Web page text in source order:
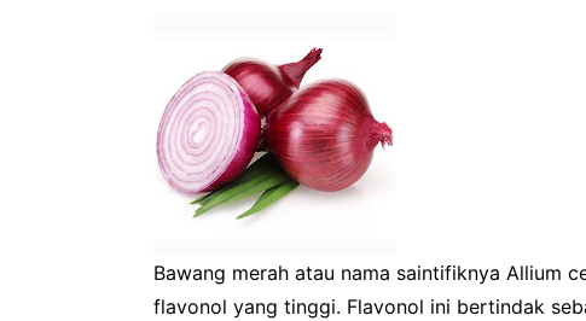
Bawang merah atau nama saintifiknya Allium
flavonol yang tinggi. Flavonol ini bertindak